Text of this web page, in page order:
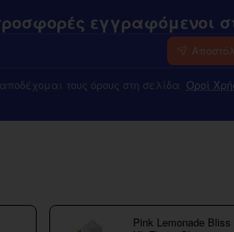
εγγραφόμενοι
τους όρους στη σελίδα Οροί
Pink Lemonade Bliss